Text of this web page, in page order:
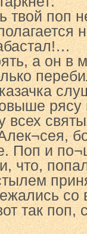
твой поп
а он в
рясу
Поп и
что,
со
так поп,